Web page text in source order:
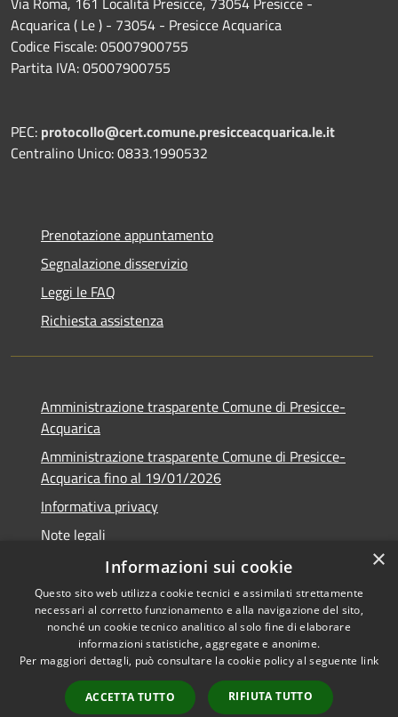
Acquarica ( Le ) - 73054 - Presicce Acquarica
Codice Fiscale: 05007900755
Partita IVA: 05007900755
PEC: protocollo@cert.comune.presicceacquarica.le.it
Centralino Unico: 0833.1990532
Prenotazione appuntamento
Segnalazione disservizio
Leggi le FAQ
Richiesta assistenza
Amministrazione trasparente Comune di Presicce-
Acquarica
Amministrazione trasparente Comune di Presicce-
Acquarica fino al 19/01/2026
Informativa privacy
Note legali
Dichiarazione di accessibilità
RSS
Accessibilità
Copyright © 2026 • Comune di
byMunicipium
Accesso
×
Informazioni sui cookie
Questo sito web utilizza cookie tecnici e assimilati strettamente
necessari al corretto funzionamento e alla navigazione del sito,
nonché un cookie tecnico analitico al solo fine di elaborare
informazioni statistiche, aggregate e anonime.
Per maggiori dettagli, può consultare la cookie policy al seguente link
ACCETTA TUTTO RIFIUTA TUTTO